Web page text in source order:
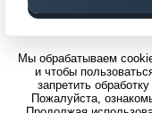
Мы обрабатываем
и чтобы
запретить
Пожалуйста,